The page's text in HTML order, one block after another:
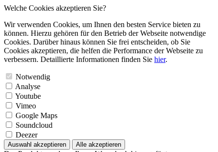
Welche Cookies akzeptieren Sie?
Wir verwenden Cookies, um Ihnen den besten Service bieten zu
können. Hierzu gehören für den Betrieb der Webseite notwendige
Cookies. Darüber hinaus können Sie frei entscheiden, ob Sie
Cookies akzeptieren, die helfen die Performance der Webseite zu
verbessern. Detaillierte Informationen finden Sie hier.
Notwendig
Analyse
Youtube
Vimeo
Google Maps
Soundcloud
Deezer
Auswahl akzeptieren Alle akzeptieren